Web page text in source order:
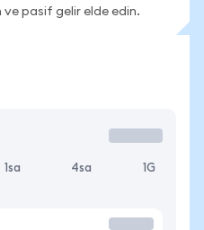
pasif gelir elde edin.
1sa 4sa 1G